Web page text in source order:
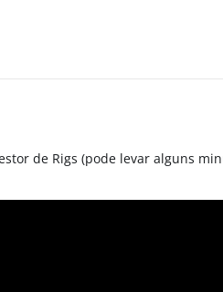
de Rigs (pode levar alguns